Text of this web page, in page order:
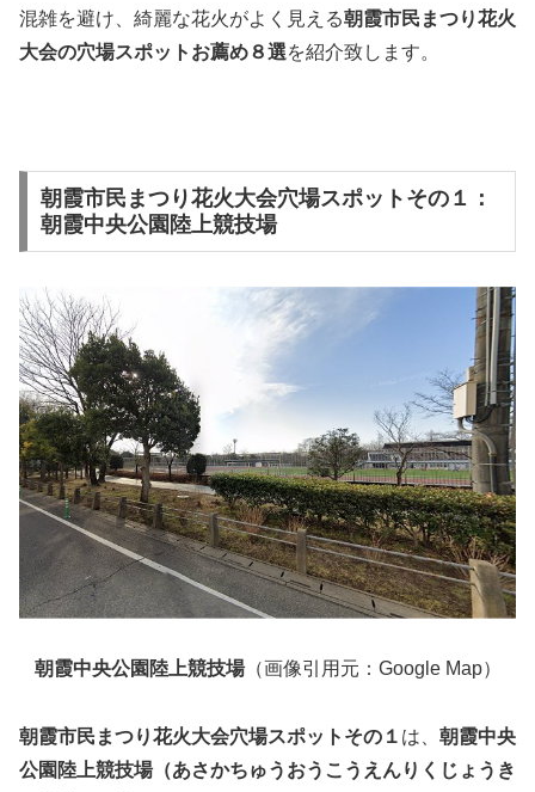
混雑を避け、綺麗な花火がよく見える朝霞市民まつり花火
大会の穴場スポットお薦め８選を紹介致します。
朝霞市民まつり花火大会穴場スポットその１：
朝霞中央公園陸上競技場
朝霞中央公園陸上競技場（画像引用元：Google Map）
朝霞市民まつり花火大会穴場スポットその１ は、 朝霞中央
公園陸上競技場（あさかちゅうおうこうえんりくじょうき